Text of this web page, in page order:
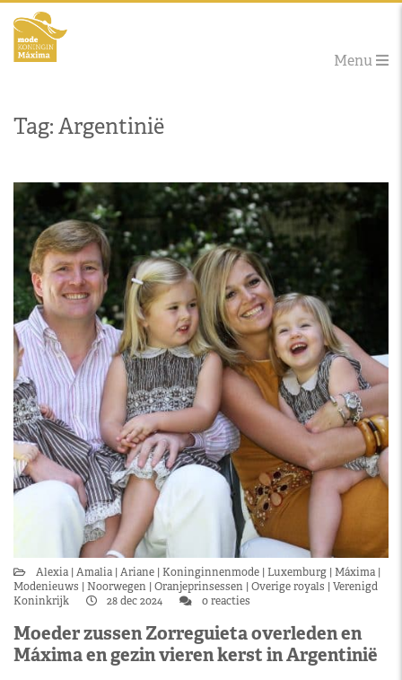
Menu
Tag: Argentinië
Alexia Amalia Ariane Koninginnenmode Luxemburg Máxima
Modenieuws
Noorwegen Oranjeprinsessen Overige royals
Verenigd
Koninkrijk
28 dec 2024 0 reacties
Moeder zussen Zorreguieta overleden en
Máxima en gezin vieren kerst in Argentinië